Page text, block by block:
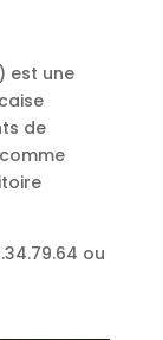
est une
de
ou